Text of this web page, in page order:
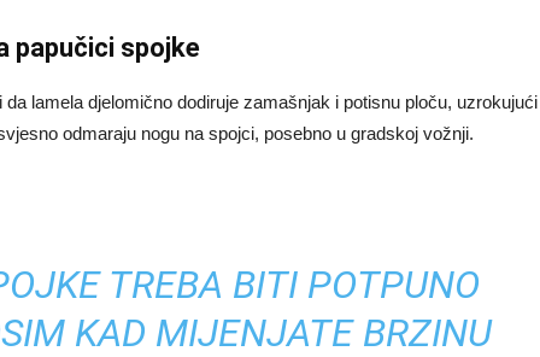
papučici spojke
lamela djelomično dodiruje zamašnjak i potisnu ploču, uzrokujući
odmaraju nogu na spojci, posebno u gradskoj vožnji.
TREBA BITI POTPUNO
KAD MIJENJATE BRZINU